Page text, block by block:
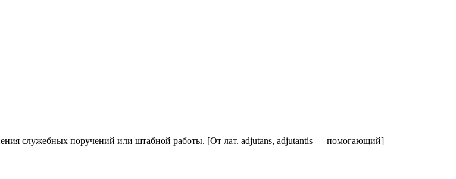
служебных поручений или штабной работы. [От лат. adjutans, adjutantis — помогающий]